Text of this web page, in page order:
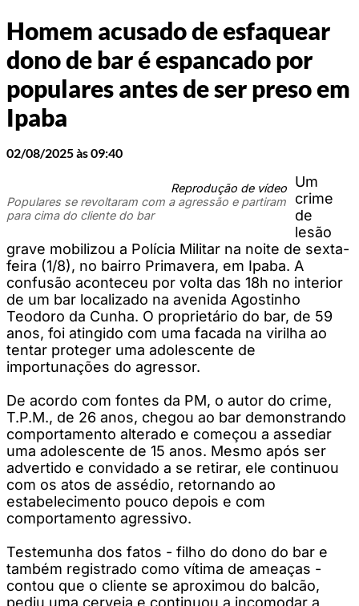
Homem acusado de esfaquear
dono de bar é espancado por
populares antes de ser preso em
Ipaba
02/08/2025 às 09:40
Reprodução de vídeo
Populares se revoltaram com a agressão e partiram
para cima do cliente do bar
Um
crime
de
lesão
grave mobilizou a Polícia Militar na noite de sexta-
feira (1/8), no bairro Primavera, em Ipaba. A
confusão aconteceu por volta das 18h no interior
de um bar localizado na avenida Agostinho
Teodoro da Cunha. O proprietário do bar, de 59
anos, foi atingido com uma facada na virilha ao
tentar proteger uma adolescente de
importunações do agressor.
De acordo com fontes da PM, o autor do crime,
T.P.M., de 26 anos, chegou ao bar demonstrando
comportamento alterado e começou a assediar
uma adolescente de 15 anos. Mesmo após ser
advertido e convidado a se retirar, ele continuou
com os atos de assédio, retornando ao
estabelecimento pouco depois e com
comportamento agressivo.
Testemunha dos fatos - filho do dono do bar e
também registrado como vítima de ameaças -
contou que o cliente se aproximou do balcão,
pediu uma cerveja e continuou a incomodar a